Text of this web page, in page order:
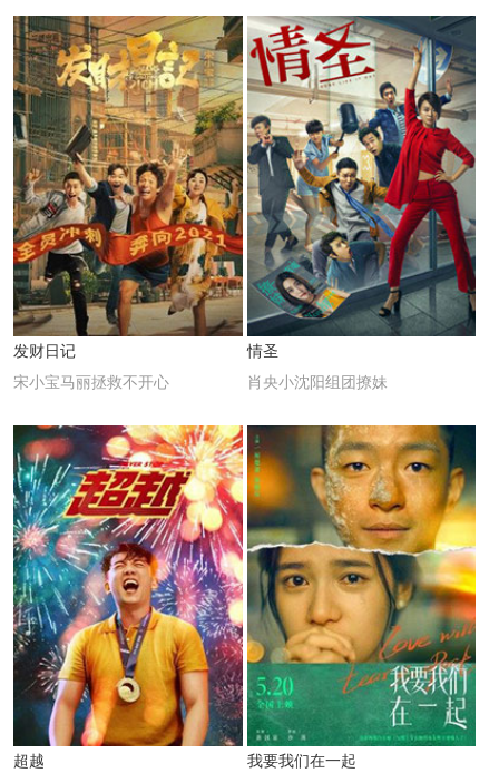
发财日记
宋小宝马丽拯救不开心
情圣
肖央小沈阳组团撩妹
超越
我要我们在一起